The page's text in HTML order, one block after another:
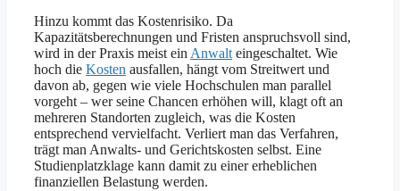
Hinzu kommt das Kostenrisiko. Da
Kapazitätsberechnungen und Fristen anspruchsvoll sind,
wird in der Praxis meist ein Anwalt eingeschaltet. Wie
hoch die Kosten ausfallen, hängt vom Streitwert und
davon ab, gegen wie viele Hochschulen man parallel
vorgeht – wer seine Chancen erhöhen will, klagt oft an
mehreren Standorten zugleich, was die Kosten
entsprechend vervielfacht. Verliert man das Verfahren,
trägt man Anwalts- und Gerichtskosten selbst. Eine
Studienplatzklage kann damit zu einer erheblichen
finanziellen Belastung werden.